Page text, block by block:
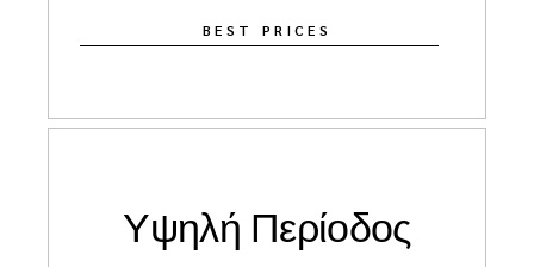
BEST PRICES
Υψηλή Περίοδος